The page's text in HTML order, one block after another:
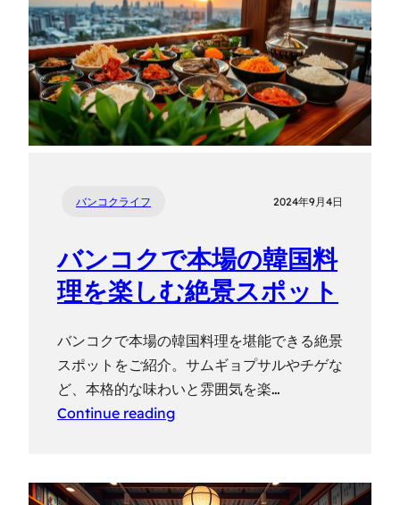
バンコクライフ 2024年9月4日
バンコクで本場の韓国料
理を楽しむ絶景スポット
バンコクで本場の韓国料理を堪能できる絶景
スポットをご紹介。サムギョプサルやチゲな
ど、本格的な味わいと雰囲気を楽…
Continue reading